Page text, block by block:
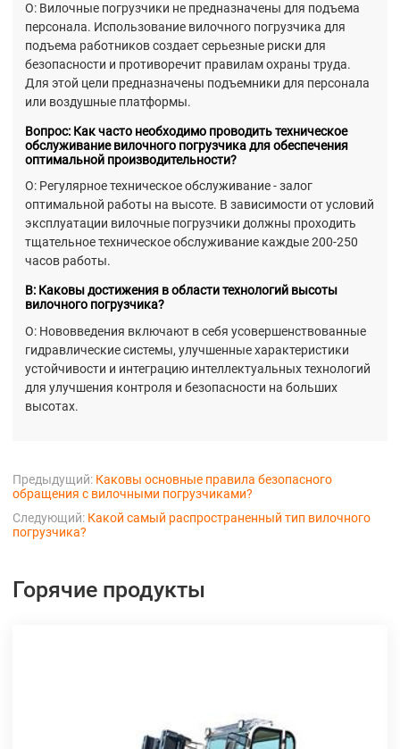
О: Вилочные погрузчики не предназначены для подъема
персонала. Использование вилочного погрузчика для
подъема работников создает серьезные риски для
безопасности и противоречит правилам охраны труда.
Для этой цели предназначены подъемники для персонала
или воздушные платформы.
Вопрос: Как часто необходимо проводить техническое
обслуживание вилочного погрузчика для обеспечения
оптимальной производительности?
О: Регулярное техническое обслуживание - залог
оптимальной работы на высоте. В зависимости от условий
эксплуатации вилочные погрузчики должны проходить
тщательное техническое обслуживание каждые 200-250
часов работы.
В: Каковы достижения в области технологий высоты
вилочного погрузчика?
О: Нововведения включают в себя усовершенствованные
гидравлические системы, улучшенные характеристики
устойчивости и интеграцию интеллектуальных технологий
для улучшения контроля и безопасности на больших
высотах.
Предыдущий: Каковы основные правила безопасного
обращения с вилочными погрузчиками?
Следующий: Какой самый распространенный тип вилочного
погрузчика?
Горячие продукты